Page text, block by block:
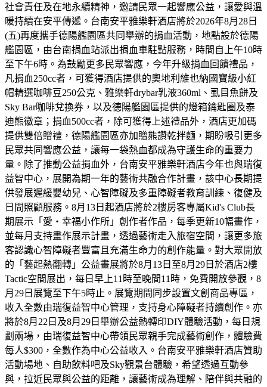
社會責任及在地永續精神，邀請民眾一起響應公益，讓愛與溫
暖持續在安平傳遞。台南安平雅樂軒酒店將於2026年8月28日
(五)再度攜手德陽艦園區共同舉辦的捐血活動，地點設於德陽
艦園區，由台南捐血站派出捐血車駐點服務，時間自上午10時
至下午6時。為鼓勵更多民眾響應，今年升級捐血回饋禮品，
凡捐血250cc者，可獲得酒店提供的奧地利維也納國寶級小紅
帽精選咖啡豆250公克、雅樂軒drybar乳液360ml、虱目魚餅及
Sky Bar咖啡兌換券，以及德陽艦園區提供的燈箱鑰匙圈及泰
迪熊徽章；捐血500cc者，除可獲得上述禮品外，酒店更加碼
提供雙倍贈禮，德陽艦園區亦加贈熊讚乾拌麵，期盼吸引更多
民眾共同響應公益，讓每一袋熱血都成為守護生命的重要力
量。除了推動公益捐血外，台南安平雅樂軒酒店今年也與瑞復
益智中心，展開為期一年的藝術共融合作計畫，該中心長期提
供發展遲緩嬰幼兒、心智障礙及多重障礙者教育訓練、復健及
日間照顧服務。8月13日起酒店將於2樓房客專屬Kid's Club長
期展示「愛・幸福小作所」創作者作品，每季更新10幅畫作，
並每月支持畫作展示計畫，透過藝術走入旅宿空間，讓更多旅
客認識心智障礙者豐富且充滿生命力的創作能量。對大眾開放
的「藝起熱翻轉」公益畫展將於8月13日至8月29日於酒店2樓
Tactic空間展出，每日早上11時至晚間11時，免費開放參觀，8
月29日展覽至下午5時止。展覽期間同步設置文創商品專區，
收入全數由瑞復益智中心管理，支持身心障礙者持續創作。亦
將於8月22日及8月29日舉辦公益熱轉印DIY體驗活動，每日規
劃兩場，由瑞復益智中心帶領民眾親手完成藝術創作，體驗費
每人$300，全數作為中心公益收入。台南安平雅樂軒酒店贊助
活動場地、自助飲料吧及Sky觀景台體驗，希望透過互動參
與，拉近民眾與公益的距離，讓藝術成為理解、陪伴與共融的